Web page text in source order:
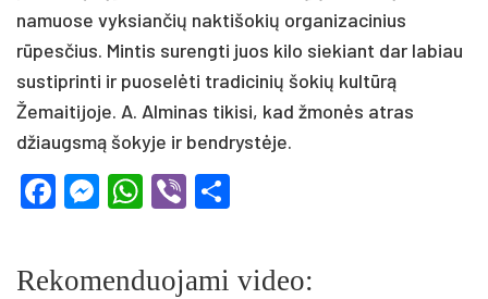
namuose vyksiančių naktišokių organizacinius
rūpesčius. Mintis surengti juos kilo siekiant dar labiau
sustiprinti ir puoselėti tradicinių šokių kultūrą
Žemaitijoje. A. Alminas tikisi, kad žmonės atras
džiaugsmą šokyje ir bendrystėje.
Facebook
Messenger
WhatsApp
Viber
Rekomenduojami video: